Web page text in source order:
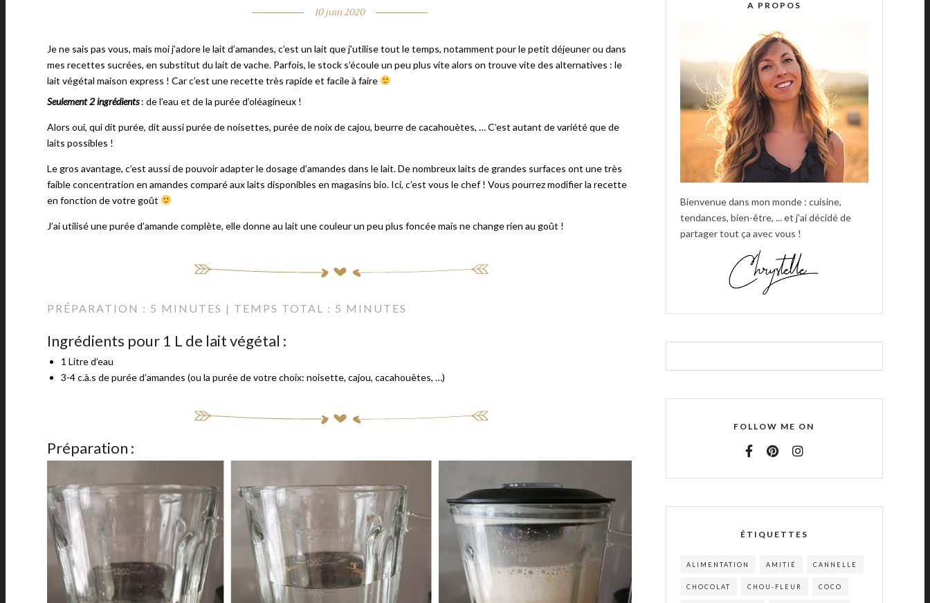
10 juin 2020
Je ne sais pas vous, mais moi j’adore le lait d’amandes, c’est un lait que j’utilise tout le temps, notamment pour le petit déjeuner ou dans
mes recettes sucrées, en substitut du lait de vache. Parfois, le stock s’écoule un peu plus vite alors on trouve vite des alternatives : le
lait végétal maison express ! Car c’est une recette très rapide et facile à faire
Seulement 2 ingrédients: de l’eau et de la purée d’oléagineux !
Alors oui, qui dit purée, dit aussi purée de noisettes, purée de noix de cajou, beurre de cacahouètes, … C’est autant de variété que de
laits possibles !
Le gros avantage, c’est aussi de pouvoir adapter le dosage d’amandes dans le lait. De nombreux laits de grandes surfaces ont une très
faible concentration en amandes comparé aux laits disponibles en magasins bio. Ici, c’est vous le chef ! Vous pourrez modifier la recette
en fonction de votre goût
J’ai utilisé une purée d’amande complète, elle donne au lait une couleur un peu plus foncée mais ne change rien au goût !
PRÉPARATION : 5 MINUTES | TEMPS TOTAL : 5 MINUTES
Ingrédients pour 1 L de lait végétal :
1 Litre d’eau
3-4 c.à.s de purée d’amandes (ou la purée de votre choix: noisette, cajou, cacahouètes, …)
Préparation :
A PROPOS
Bienvenue dans mon monde : cuisine,
tendances, bien-être, ... et j'ai décidé de
partager tout ça avec vous !
FOLLOW ME ON
ÉTIQUETTES
ALIMENTATION AMITIÉ CANNELLE
CHOCOLAT CHOU-FLEUR COCO